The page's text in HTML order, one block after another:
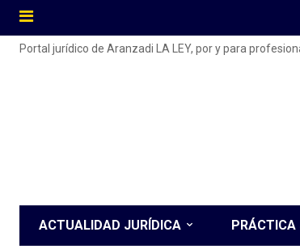
Portal jurídico de Aranzadi LA LEY, por y para
ACTUALIDAD JURÍDICA PRÁCTICA